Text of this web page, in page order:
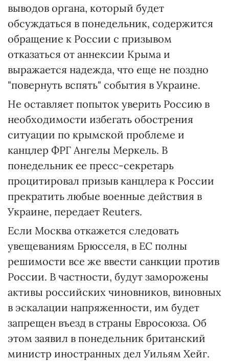
выводов органа, который будет
обсуждаться в понедельник, содержится
обращение к России с призывом
отказаться от аннексии Крыма и
выражается надежда, что еще не поздно
"повернуть вспять" события в Украине.
Не оставляет попыток уверить Россию в
необходимости избегать обострения
ситуации по крымской проблеме и
канцлер ФРГ Ангелы Меркель. В
понедельник ее пресс-секретарь
процитировал призыв канцлера к России
прекратить любые военные действия в
Украине, передает Reuters.
Если Москва откажется следовать
увещеваниям Брюсселя, в ЕС полны
решимости все же ввести санкции против
России. В частности, будут заморожены
активы российских чиновников, виновных
в эскалации напряженности, им будет
запрещен въезд в страны Евросоюза. Об
этом заявил в понедельник британский
министр иностранных дел Уильям Хейг.